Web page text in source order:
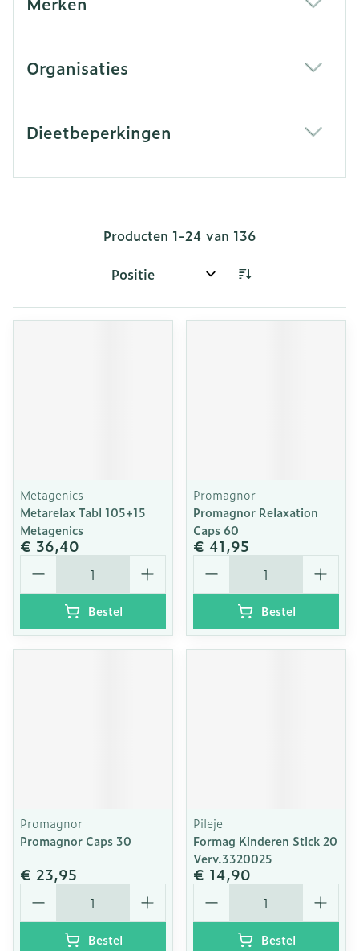
Organisaties
Dieetbeperkingen
Producten 1-24 van 136
Sorteer op:
Metagenics
Metarelax Tabl 105+15
Metagenics
€ 36,40
Aantal
Bestel
Promagnor
Promagnor Relaxation
Caps 60
€ 41,95
Aantal
Bestel
Promagnor
Promagnor Caps 30
€ 23,95
Aantal
Bestel
Pileje
Formag Kinderen Stick 20
Verv.3320025
€ 14,90
Aantal
Bestel